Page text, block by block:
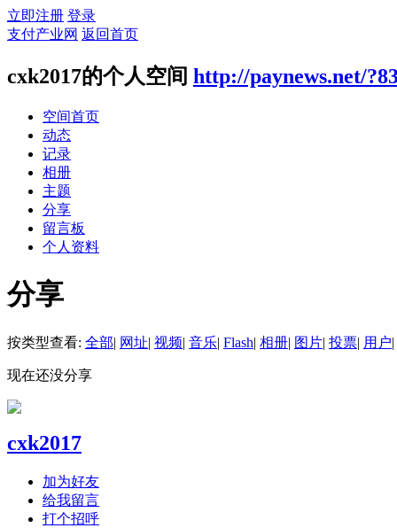
立即注册 登录
支付产业网 返回首页
cxk2017的个人空间 http://paynews.net/
空间首页
动态
记录
相册
主题
分享
留言板
个人资料
分享
按类型查看: 全部| 网址| 视频| 音乐| Flash| 相册| 图片| 投票| 用户|
现在还没分享
cxk2017
加为好友
给我留言
打个招呼